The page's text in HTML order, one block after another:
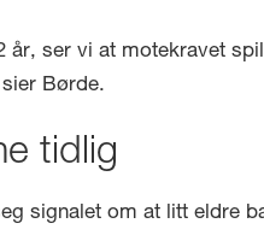
år, ser vi at motekravet
Børde.
tidlig
signalet om at litt eldre